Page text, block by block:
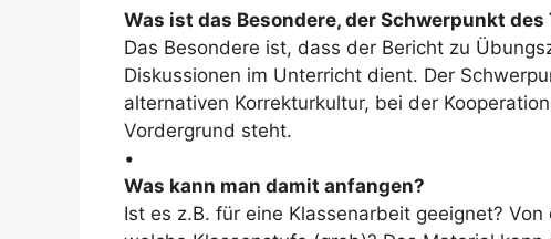
Was ist das Besondere, der Schwerpunkt
Das Besondere ist, dass der Bericht zu
Diskussionen im Unterricht dient. Der
alternativen Korrekturkultur, bei der
Vordergrund steht.
•
Was kann man damit anfangen?
Ist es z.B. für eine Klassenarbeit geeignet?